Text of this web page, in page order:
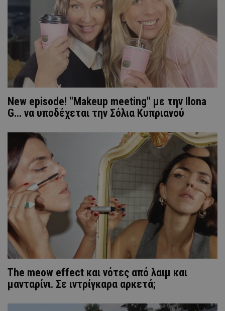
New episode! "Makeup meeting" με την Ilona
G... να υποδέχεται την Σόλια Κυπριανού
The meow effect και νότες από λαιμ και
μανταρίνι. Σε ιντρίγκαρα αρκετά;